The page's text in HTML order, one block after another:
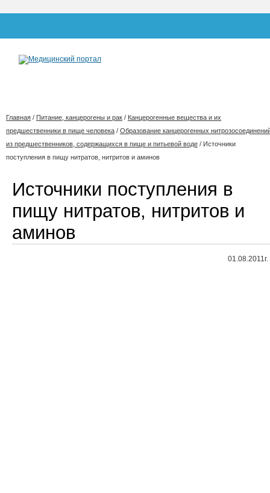
Главная / Питание, канцерогены и рак / Канцерогенные вещества и их
предшественники в пище человека / Образование канцерогенных
из предшественников, содержащихся в пище и питьевой воде / Источники
поступления в пищу нитратов, нитритов и аминов
Источники поступления в
пищу нитратов, нитритов и
аминов
01.08.2011г.